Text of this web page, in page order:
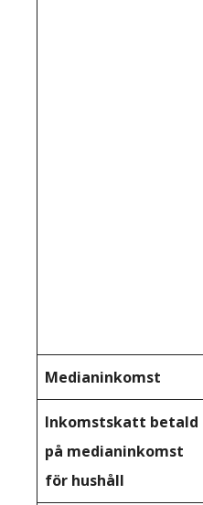
Medianinkomst
Inkomstskatt betald
på medianinkomst
för hushåll